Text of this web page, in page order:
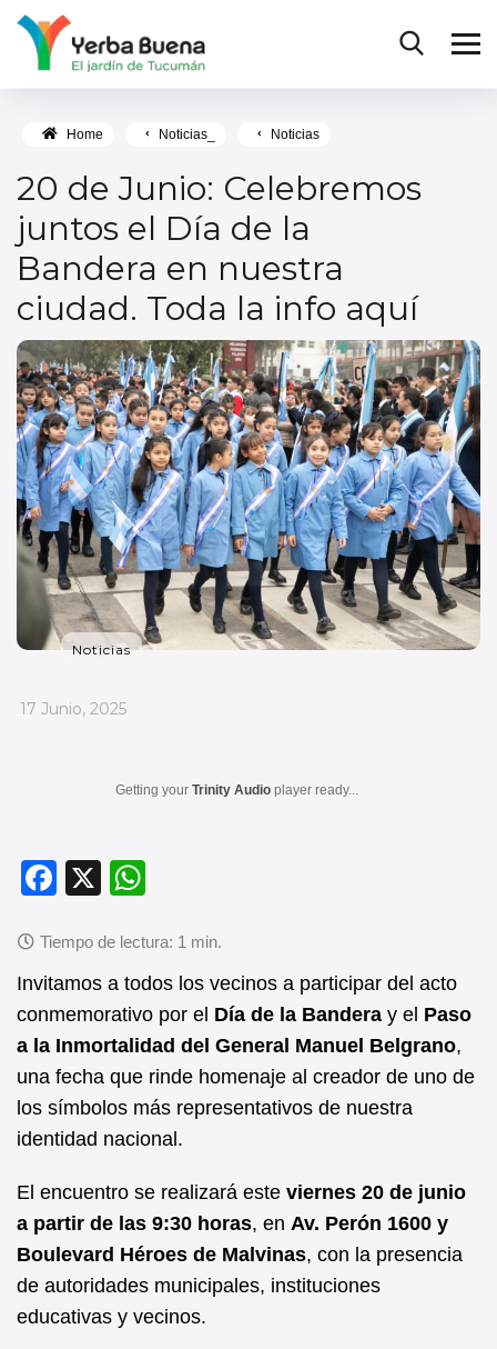
Home Noticias_ Noticias
20 de Junio: Celebremos
juntos el Día de la
Bandera en nuestra
ciudad. Toda la info aquí
Noticias
_
17 Junio, 2025
Getting your Trinity Audio player ready...
F
c
e
b
o
o
k
X
at
s
A
p
p
Invitamos a todos los vecinos a participar del acto
conmemorativo por el Día de la Bandera y el Paso
a la Inmortalidad del General Manuel Belgrano,
una fecha que rinde homenaje al creador de uno de
los símbolos más representativos de nuestra
identidad nacional.
El encuentro se realizará este viernes 20 de junio
a partir de las 9:30 horas, en Av. Perón 1600 y
Boulevard Héroes de Malvinas, con la presencia
de autoridades municipales, instituciones
educativas y vecinos.